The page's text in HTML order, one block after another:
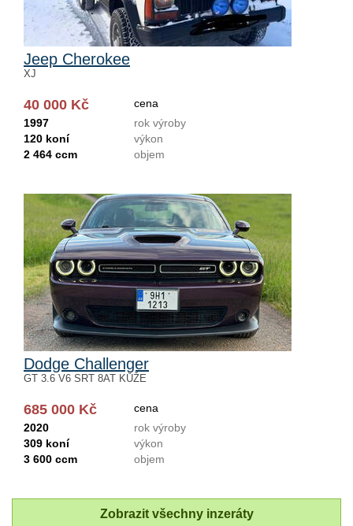
Jeep Cherokee
XJ
40 000 Kč
cena
1997
rok výroby
120 koní
výkon
2 464 ccm
objem
Dodge Challenger
GT 3.6 V6 SRT 8AT KŮŽE
685 000 Kč
cena
2020
rok výroby
309 koní
výkon
3 600 ccm
objem
Zobrazit všechny inzeráty